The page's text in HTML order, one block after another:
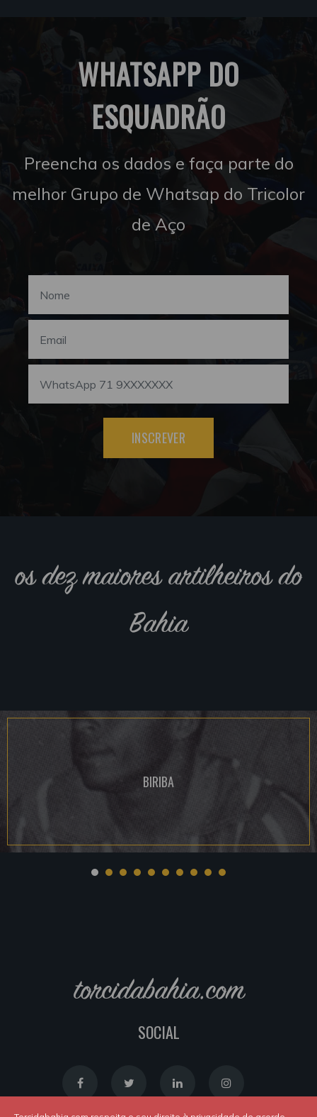
WHATSAPP DO
ESQUADRÃO
Preencha os dados e faça parte do
melhor Grupo de Whatsap do Tricolor
de Aço
INSCREVER
os dez maiores artilheiros do
Bahia
BIRIBA
torcidabahia.com
SOCIAL